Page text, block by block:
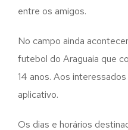
entre os amigos.
No campo ainda
futebol do Araguaia que
14 anos. Aos
aplicativo.
Os dias e horários